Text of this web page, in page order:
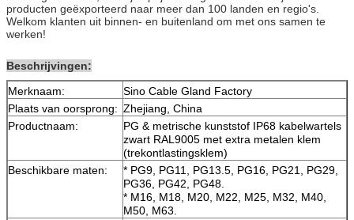
producten geëxporteerd naar meer dan 100 landen en regio's.
Welkom klanten uit binnen- en buitenland om met ons samen te
werken!
Beschrijvingen:
Merknaam:
Sino Cable Gland Factory
Plaats van oorsprong: Zhejiang, China
Productnaam:
PG & metrische kunststof IP68 kabelwartels
zwart RAL9005 met extra metalen klem
(trekontlastingsklem)
Beschikbare maten:
* PG9, PG11, PG13.5, PG16, PG21, PG29,
PG36, PG42, PG48.
* M16, M18, M20, M22, M25, M32, M40,
M50, M63.